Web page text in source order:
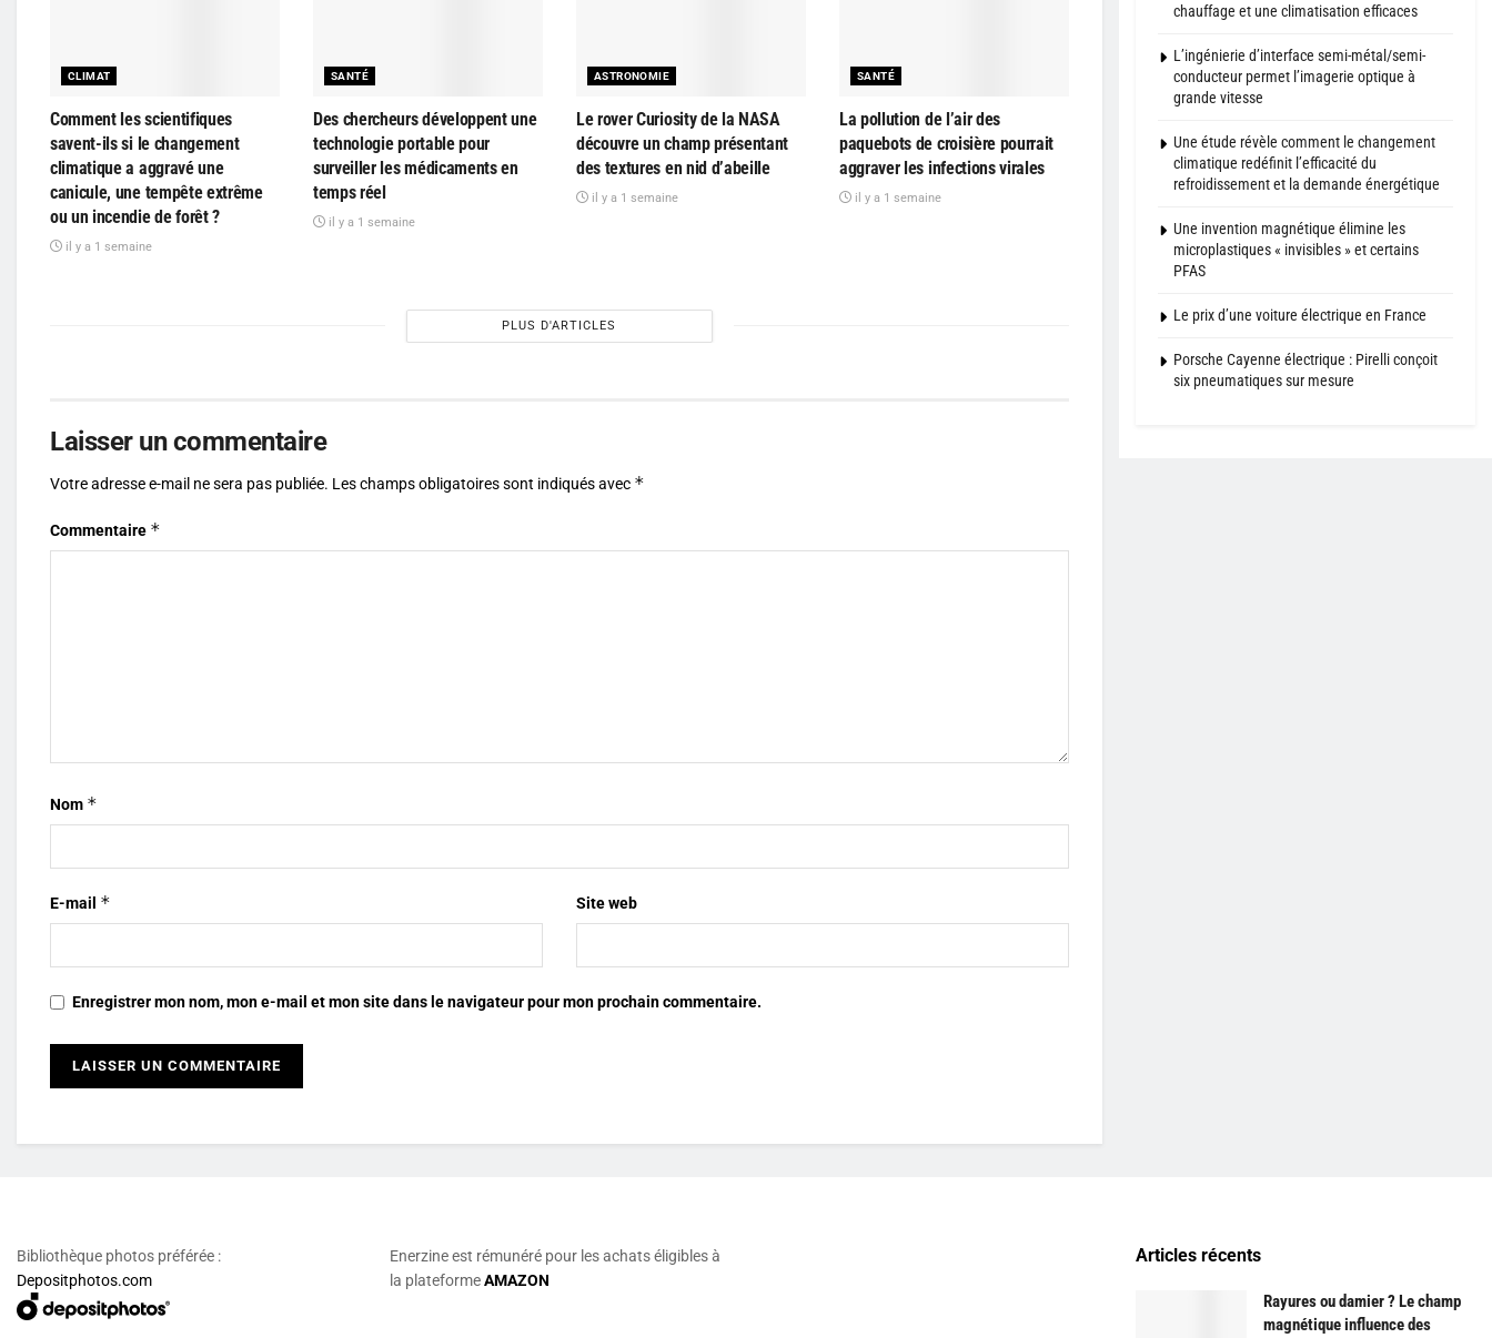
CLIMAT
Comment les scientifiques
savent-ils si le changement
climatique a aggravé une
canicule, une tempête extrême
ou un incendie de forêt ?
il y a 1 semaine
SANTÉ
Des chercheurs développent une
technologie portable pour
surveiller les médicaments en
temps réel
il y a 1 semaine
ASTRONOMIE
Le rover Curiosity de la NASA
découvre un champ présentant
des textures en nid d’abeille
il y a 1 semaine
SANTÉ
La pollution de l’air des
paquebots de croisière pourrait
aggraver les infections virales
il y a 1 semaine
PLUS D'ARTICLES
Laisser un commentaire
Votre adresse e-mail ne sera pas publiée. Les champs obligatoires sont indiqués avec *
Commentaire *
Nom *
E-mail * Site web
Enregistrer mon nom, mon e-mail et mon site dans le navigateur pour mon prochain commentaire.
chauffage et une climatisation efficaces
L’ingénierie d’interface semi-métal/semi-
conducteur permet l’imagerie optique à
grande vitesse
Une étude révèle comment le changement
climatique redéfinit l’efficacité du
refroidissement et la demande énergétique
Une invention magnétique élimine les
microplastiques « invisibles » et certains
PFAS
Le prix d’une voiture électrique en France
Porsche Cayenne électrique : Pirelli conçoit
six pneumatiques sur mesure
Bibliothèque photos préférée :
Depositphotos.com
Enerzine est rémunéré pour les achats éligibles à
la plateformeAMAZON
Articles récents
Rayures ou damier ? Le champ
magnétique influence des